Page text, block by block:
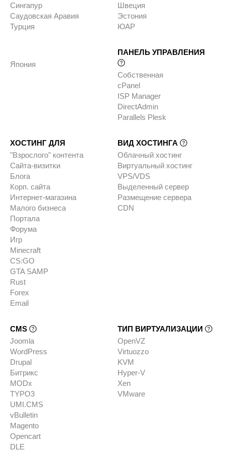
Сингапур
Саудовская Аравия
Турция
Швеция
Эстония
ЮАР
Япония
ПАНЕЛЬ УПРАВЛЕНИЯ
Собственная
cPanel
ISP Manager
DirectAdmin
Parallels Plesk
ХОСТИНГ ДЛЯ
"Взрослого" контента
Сайта-визитки
Блога
Корп. сайта
Интернет-магазина
Малого бизнеса
Портала
Форума
Игр
Minecraft
CS:GO
GTA SAMP
Rust
Forex
Email
ВИД ХОСТИНГА
Облачный хостинг
Виртуальный хостинг
VPS/VDS
Выделенный сервер
Размещение сервера
CDN
CMS
Joomla
WordPress
Drupal
Битрикс
MODx
TYPO3
UMI.CMS
vBulletin
Magento
Opencart
DLE
ТИП ВИРТУАЛИЗАЦИИ
OpenVZ
Virtuozzo
KVM
Hyper-V
Xen
VMware